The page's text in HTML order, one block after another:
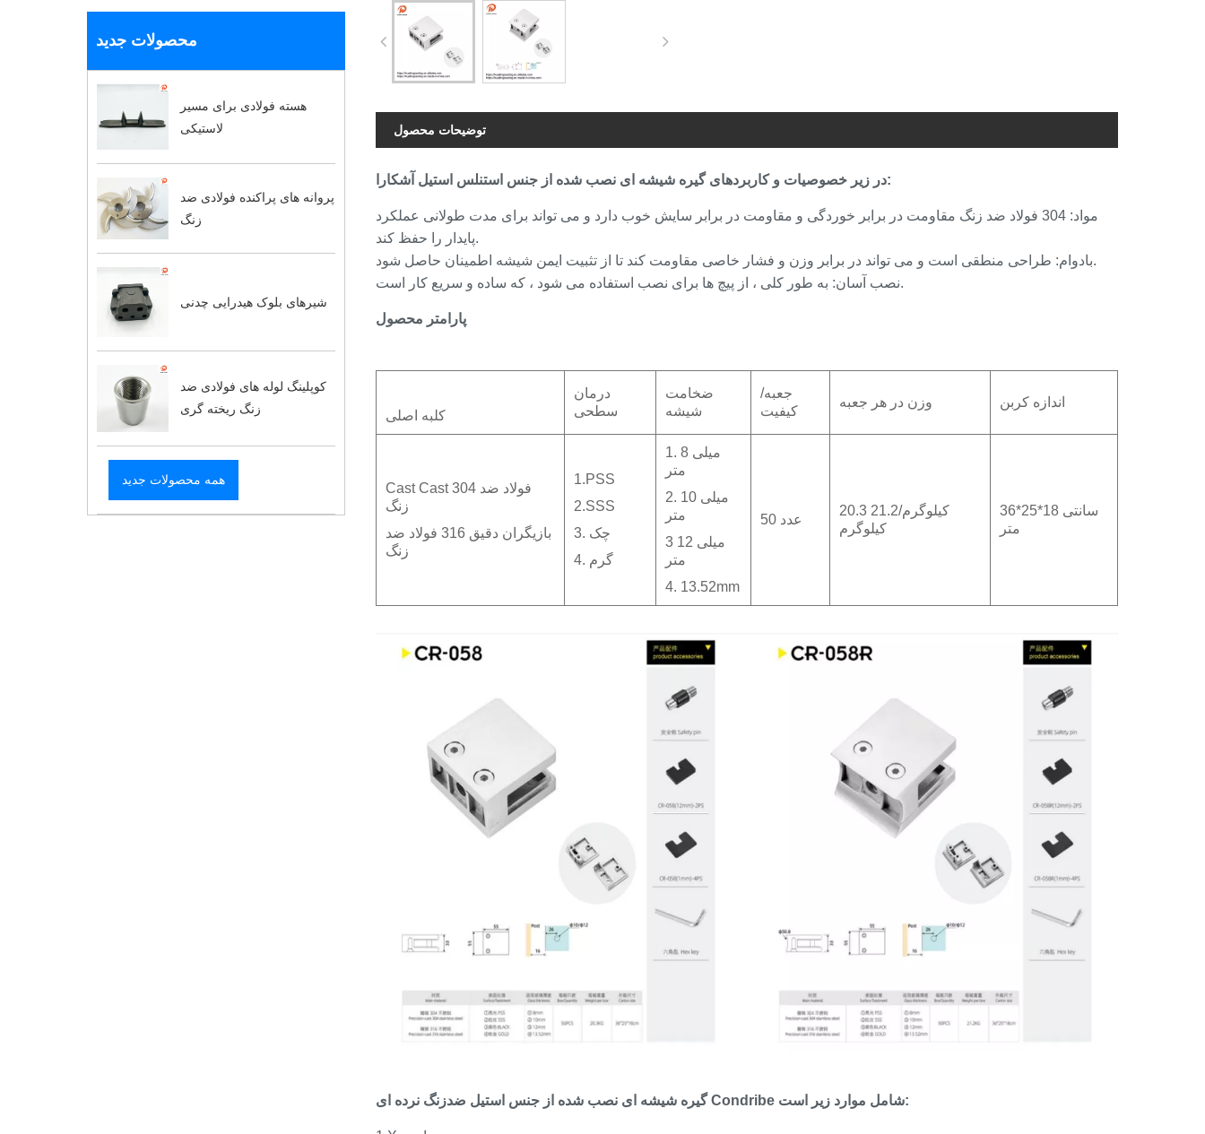
محصولات جدید
هسته فولادی برای مسیر
لاستیکی
پروانه های پراکنده فولادی ضد
زنگ
شیرهای بلوک هیدرایی چدنی
کوپلینگ لوله های فولادی ضد
زنگ ریخته گری
همه محصولات جدید
توضیحات محصول
در زیر خصوصیات و کاربردهای گیره شیشه ای نصب شده از جنس استنلس استیل آشکارا:
مواد: 304 فولاد ضد زنگ مقاومت در برابر خوردگی و مقاومت در برابر سایش خوب دارد و می تواند برای مدت طولانی عملکرد
پایدار را حفظ کند.
بادوام: طراحی منطقی است و می تواند در برابر وزن و فشار خاصی مقاومت کند تا از تثبیت ایمن شیشه اطمینان حاصل شود.
نصب آسان: به طور کلی ، از پیچ ها برای نصب استفاده می شود ، که ساده و سریع کار است.
پارامتر محصول
کلبه اصلی
درمان
سطحی
ضخامت
شیشه
جعبه/
کیفیت
وزن در هر جعبه اندازه کربن
Cast Cast 304 فولاد ضد
زنگ
بازیگران دقیق 316 فولاد ضد
زنگ
1.PSS
2.SSS
3. چک
4. گرم
1. 8 میلی
متر
2. 10 میلی
متر
3 12 میلی
متر
4. 13.52mm
50 عدد
20.3 کیلوگرم/21.2
کیلوگرم
36*25*18 سانتی
متر
گیره شیشه ای نصب شده از جنس استیل ضدزنگ نرده ای Condribe شامل موارد زیر است: